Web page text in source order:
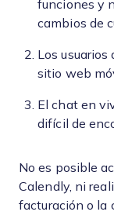
funciones y
cambios de
Los
sitio web
El chat en
difícil de
No es posible
Calendly, ni
facturación o la